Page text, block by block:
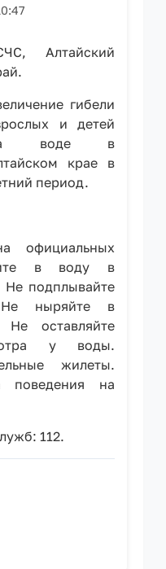
Алтайский
гибели
и детей
воде в
крае в
период.
официальных
в воду в
Не подплывайте
ныряйте в
Не оставляйте
у воды.
жилеты.
поведения на
112.